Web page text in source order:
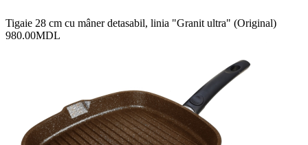
Tigaie 28 cm cu mâner detasabil, linia "Granit ultra" (Original)
980.00MDL